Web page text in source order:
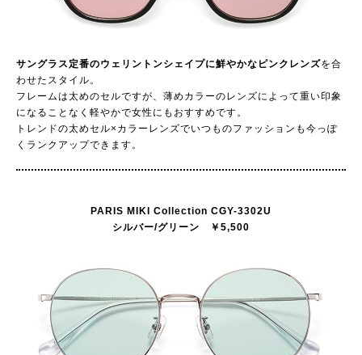
サングラス定番のウェリントンシェイプに鮮やかなピンクレンズを合
わせたスタイル。
フレームは太めのセルですが、薄めカラーのレンズによって重い印象
になることなく軽やかで女性にもおすすめです。
トレンドの太めセル×カラーレンズでいつものファッションも今っぽ
くランクアップできます。
PARIS MIKI Collection CGY-3302U
シルバー/グリーン ￥5,500